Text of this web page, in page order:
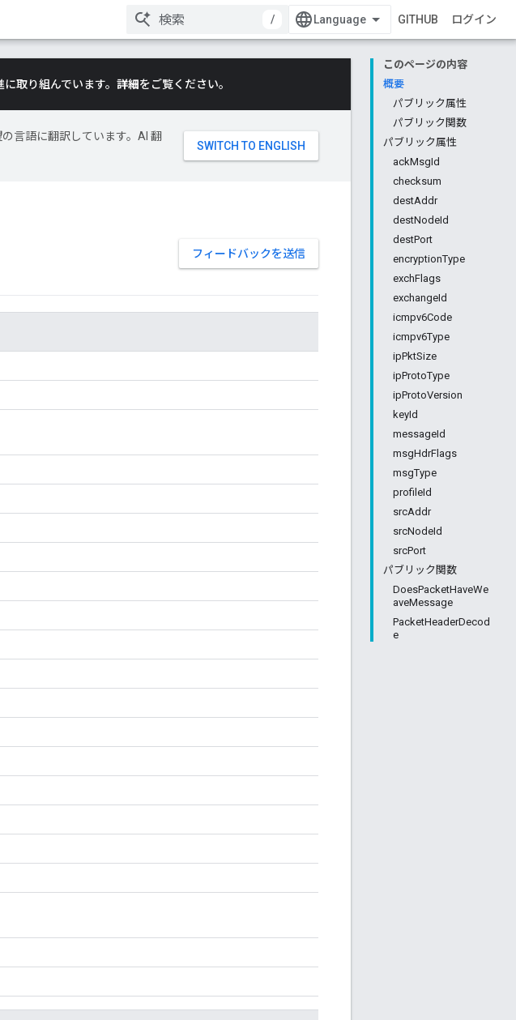
/
GITHUB ログイン
このページの内容
概要
パブリック属性
パブリック関数
パブリック属性
ackMsgId
checksum
destAddr
destNodeId
destPort
encryptionType
exchFlags
exchangeId
icmpv6Code
icmpv6Type
ipPktSize
ipProtoType
ipProtoVersion
keyId
messageId
msgHdrFlags
msgType
profileId
srcAddr
srcNodeId
srcPort
パブリック関数
DoesPacketHaveWe
aveMessage
PacketHeaderDecod
e
取り組んでいます。 詳細をご覧ください。
言語に翻訳しています。AI 翻
フィードバックを送信